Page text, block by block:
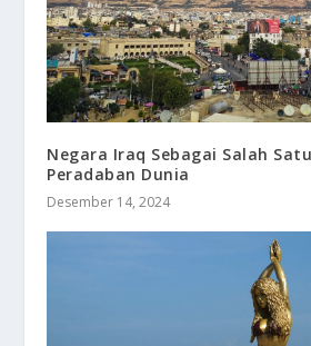
Negara Iraq Sebagai Salah
Peradaban Dunia
Desember 14, 2024